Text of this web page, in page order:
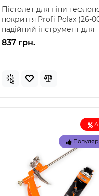
басе́йнів
Intex 29039 – термометр
басейнів: точність і
від лідера ринку Intex
це якіс..
155 грн.
Пістолет для піни
покриття Profi Polax (26-
надійний інструмент для
професіоналів Пі..
837 грн.